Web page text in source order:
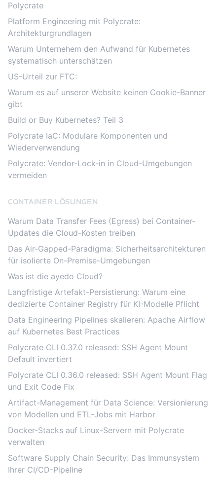
Polycrate
Platform Engineering mit Polycrate:
Architekturgrundlagen
Warum Unternehem den Aufwand für Kubernetes
systematisch unterschätzen
US-Urteil zur FTC:
Warum es auf unserer Website keinen Cookie-Banner
gibt
Build or Buy Kubernetes? Teil 3
Polycrate IaC: Modulare Komponenten und
Wiederverwendung
Polycrate: Vendor-Lock-in in Cloud-Umgebungen
vermeiden
CONTAINER LÖSUNGEN
Warum Data Transfer Fees (Egress) bei Container-
Updates die Cloud-Kosten treiben
Das Air-Gapped-Paradigma: Sicherheitsarchitekturen
für isolierte On-Premise-Umgebungen
Was ist die ayedo Cloud?
Langfristige Artefakt-Persistierung: Warum eine
dedizierte Container Registry für KI-Modelle Pflicht
Data Engineering Pipelines skalieren: Apache Airflow
auf Kubernetes Best Practices
Polycrate CLI 0.37.0 released: SSH Agent Mount
Default invertiert
Polycrate CLI 0.36.0 released: SSH Agent Mount Flag
und Exit Code Fix
Artifact-Management für Data Science: Versionierung
von Modellen und ETL-Jobs mit Harbor
Docker-Stacks auf Linux-Servern mit Polycrate
verwalten
Software Supply Chain Security: Das Immunsystem
Ihrer CI/CD-Pipeline